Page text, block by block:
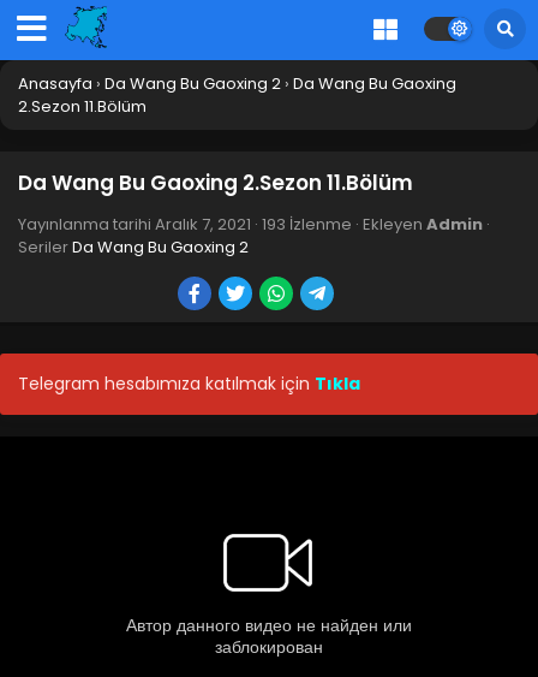
Anasayfa › Da Wang Bu Gaoxing 2 › Da Wang Bu Gaoxing
2.Sezon 11.Bölüm
Da Wang Bu Gaoxing 2.Sezon 11.Bölüm
Yayınlanma tarihi Aralık 7, 2021 · 193 İzlenme · Ekleyen Admin ·
SerilerDa Wang Bu Gaoxing 2
Telegram hesabımıza katılmak için Tıkla